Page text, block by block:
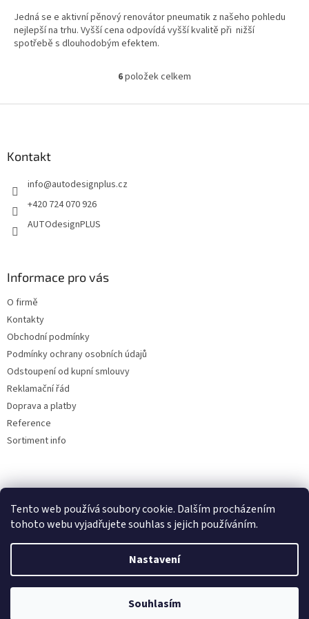
Tento web používá soubory cookie. Dalším procházením
tohoto webu vyjadřujete souhlas s jejich používáním.
Nastavení
Souhlasím
Jedná se e aktivní pěnový renovátor pneumatik z našeho pohledu
nejlepší na trhu. Vyšší cena odpovídá vyšší kvalitě při nižší
spotřebě s dlouhodobým efektem.
O
l
6položek celkem
Kontakt
info@autodesignplus.cz
+420 724 070 926
AUTOdesignPLUS
Informace pro vás
O firmě
Kontakty
Obchodní podmínky
Podmínky ochrany osobních údajů
Odstoupení od kupní smlouvy
Reklamační řád
Doprava a platby
Reference
Sortiment info
Vytvořil Shoptet
AUTOdesignPLUS. Všechna práva vyhrazena.